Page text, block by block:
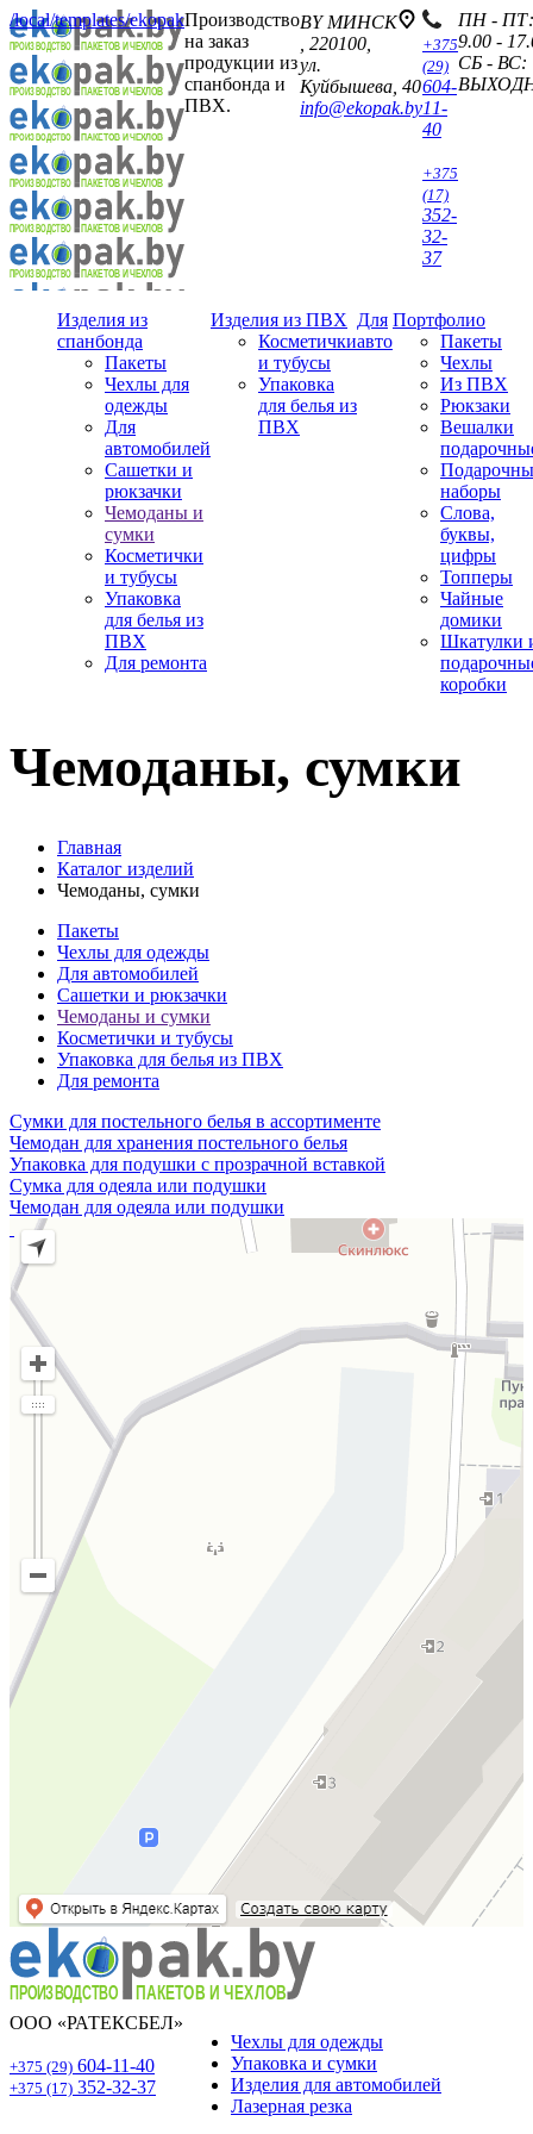
/local/templates/ekopakПроизводство
на заказ
продукции из
спанбонда и
ПВХ.
BY МИНСК
220100
ул.
Куйбышева, 40
info@ekopak.by
+375
(29)
604-
11-
40
+375
(17)
352-
32-
37
ПН - ПТ:
9.00 -
СБ - ВС:
Изделия из
спанбонда
Пакеты
Чехлы для
одежды
Для
автомобилей
Сашетки и
рюкзачки
Чемоданы и
сумки
Косметички
и тубусы
Упаковка
для белья из
ПВХ
Для ремонта
Изделия из ПВХ
Косметички
и тубусы
Упаковка
для белья из
ПВХ
Для
авто
Портфолио
Пакеты
Чехлы
Из ПВХ
Рюкзаки
Вешалки
наборы
Слова,
буквы,
цифры
Топперы
Чайные
домики
Шкатулки
коробки
Чемоданы, сумки
Главная
Каталог изделий
Чемоданы, сумки
Пакеты
Чехлы для одежды
Для автомобилей
Сашетки и рюкзачки
Чемоданы и сумки
Косметички и тубусы
Упаковка для белья из ПВХ
Для ремонта
Сумки для постельного белья в ассортименте
Чемодан для хранения постельного белья
Упаковка для подушки с прозрачной вставкой
Сумка для одеяла или подушки
Чемодан для одеяла или подушки
ООО «РАТЕКСБЕЛ»
+375 (29) 604-11-40
+375 (17) 352-32-37
Чехлы для одежды
Упаковка и сумки
Изделия для автомобилей
Лазерная резка